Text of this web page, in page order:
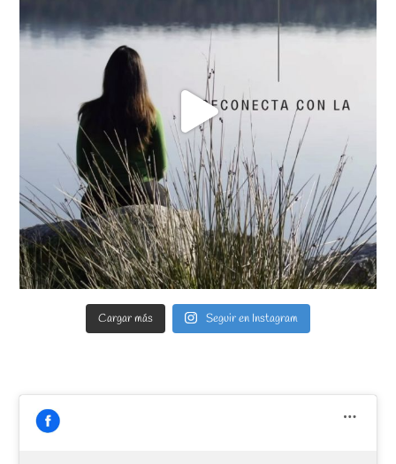
Cargar más Seguir en Instagram